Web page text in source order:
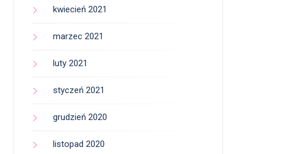
kwiecień 2021
marzec 2021
luty 2021
styczeń 2021
grudzień 2020
listopad 2020